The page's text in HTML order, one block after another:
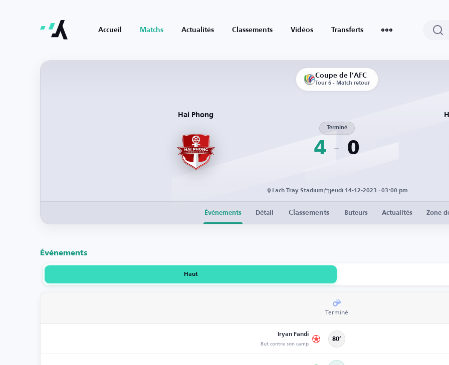
Accueil Matchs Actualités Classements Vidéos Transferts
Coupe de l’AFC
Tour 6 - Match retour
Hai Phong
4
Terminé
0
Lach Tray Stadium jeudi 14-12-2023 · 03:00 pm
Événements Détail Classements Buteurs Actualités Zone
Événements
Haut
Terminé
Iryan Fandi
But contre son camp 80’